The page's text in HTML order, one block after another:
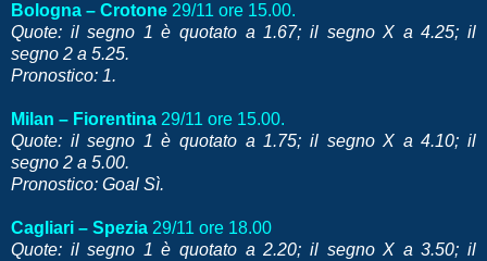
Bologna – Crotone 29/11 ore 15.00.
Quote: il segno 1 è quotato a 1.67; il segno X a 4.25; il
segno 2 a 5.25.
Pronostico: 1.
Milan – Fiorentina 29/11 ore 15.00.
Quote: il segno 1 è quotato a 1.75; il segno X a 4.10; il
segno 2 a 5.00.
Pronostico: Goal Sì.
Cagliari – Spezia 29/11 ore 18.00
Quote: il segno 1 è quotato a 2.20; il segno X a 3.50; il